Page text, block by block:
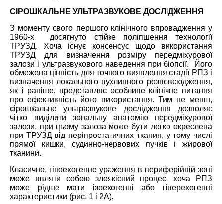
СІРОШКАЛЬНЕ УЛЬТРАЗВУКОВЕ ДОСЛІДЖЕННЯ
З моменту свого першого клінічного впровадження у
1960-х досягнуто стійке поліпшення технології
ТРУЗД. Хоча існує консенсус щодо використання
ТРУЗД для визначення розміру передміхурової
залози і ультразвукового наведення при біопсії. Його
обмежена цінність для точного виявлення стадії РПЗ і
визначення локального пухлинного розповсюдження,
як і раніше, представляє особливеклінічне питання
про ефективність його використання. Тим не менш,
сірошкальне ультразвукове дослідження дозволяє
чітко виділити зональну анатомію передміхурової
залози, при цьому залоза може бути легко окреслена
при ТРУЗД від періпростатичних тканин, у тому числі
прямої кишки, судинно-нервових пучків і жирової
тканини.
Класично, гіпоехогенне ураження в периферійній зоні
може являти собою злоякісний процес, хоча РПЗ
може рідше мати ізоехогенні або гіперехогенні
характеристики (рис. 1 і 2А).